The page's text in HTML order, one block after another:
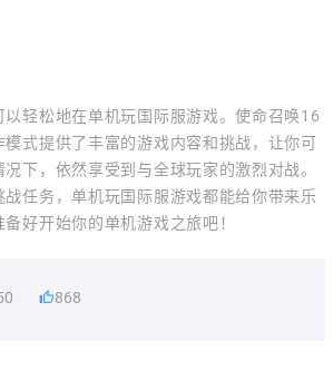
轻松地在单机玩国际服游戏。使命召唤16
模式提供了丰富的游戏内容和挑战，让你可
下，依然享受到与全球玩家的激烈对战。
战任务，单机玩国际服游戏都能给你带来乐
好开始你的单机游戏之旅吧！
868